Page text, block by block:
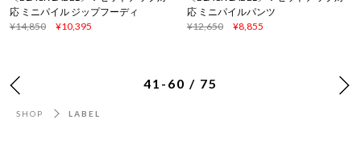
応 ミニパイル ジップフーディ
¥14,850
¥10,395
応 ミニパイルパンツ
¥12,650
¥8,855
41-60 / 75
SHOP LABEL